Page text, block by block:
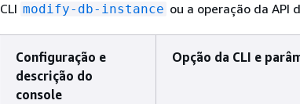
CLI modify-db-instance ou a operação da API
Configuração e
descrição do
console
Opção da CLI e